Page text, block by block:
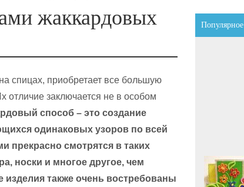
жаккардовых
спицах, приобретает все большую
отличие заключается не в особом
способ – это создание
одинаковых узоров по всей
прекрасно смотрятся в таких
носки и многое другое, чем
изделия также очень востребованы
Популярное